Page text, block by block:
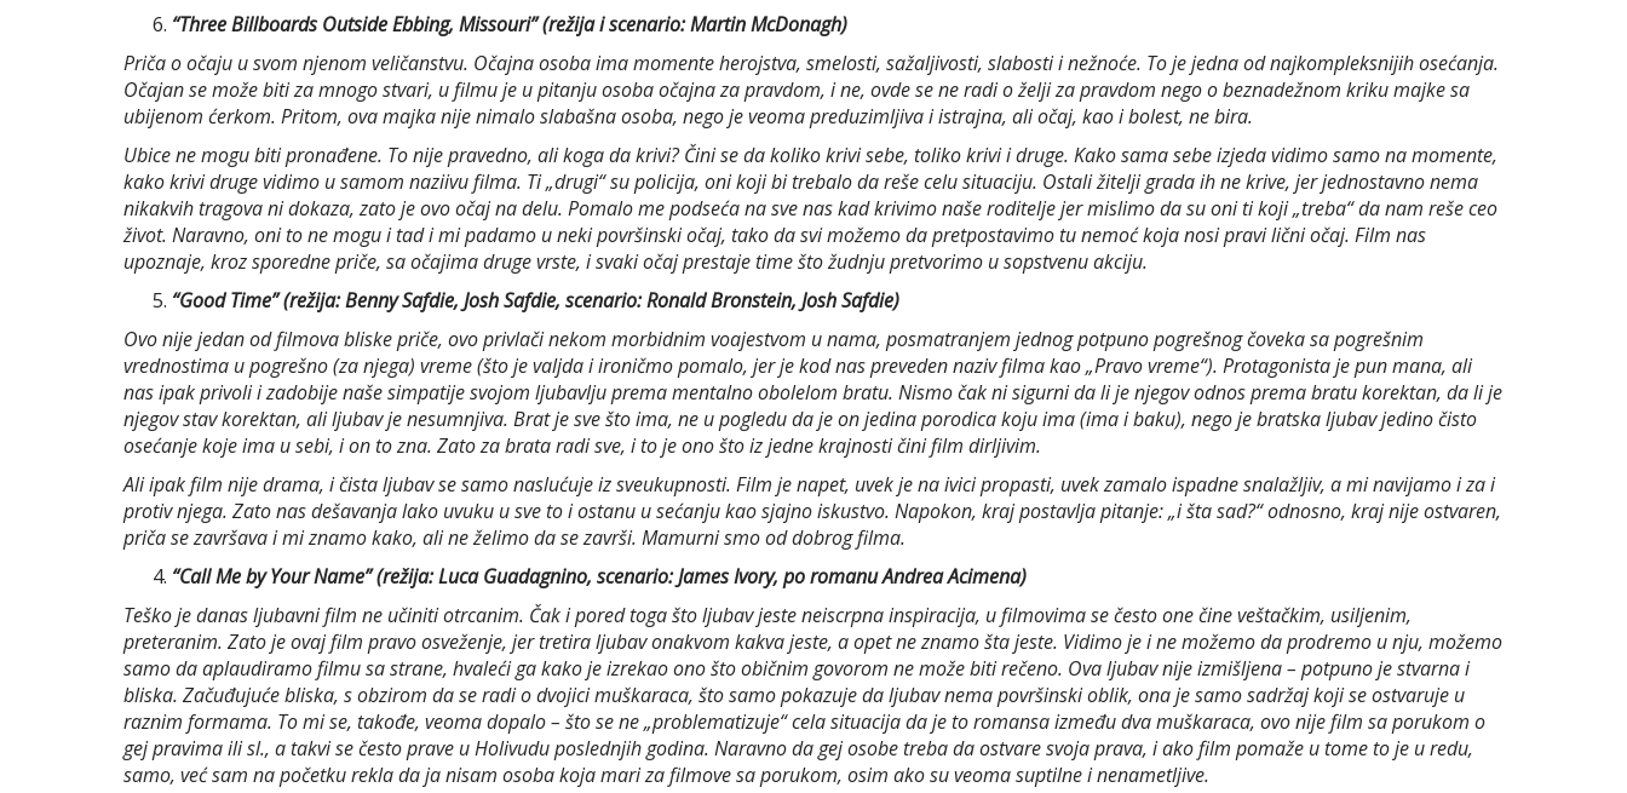
“Three Billboards Outside Ebbing, Missouri” (režija i scenario: Martin McDonagh)
Priča o očaju u svom njenom veličanstvu. Očajna osoba ima momente herojstva, smelosti, sažaljivosti, slabosti i nežnoće. To je jedna od najkompleksnijih osećanja.
Očajan se može biti za mnogo stvari, u filmu je u pitanju osoba očajna za pravdom, i ne, ovde se ne radi o želji za pravdom nego o beznadežnom kriku majke sa
ubijenom ćerkom. Pritom, ova majka nije nimalo slabašna osoba, nego je veoma preduzimljiva i istrajna, ali očaj, kao i bolest, ne bira.
Ubice ne mogu biti pronađene. To nije pravedno, ali koga da krivi? Čini se da koliko krivi sebe, toliko krivi i druge. Kako sama sebe izjeda vidimo samo na momente,
kako krivi druge vidimo u samom naziivu filma. Ti „drugi“ su policija, oni koji bi trebalo da reše celu situaciju. Ostali žitelji grada ih ne krive, jer jednostavno nema
nikakvih tragova ni dokaza, zato je ovo očaj na delu. Pomalo me podseća na sve nas kad krivimo naše roditelje jer mislimo da su oni ti koji „treba“ da nam reše ceo
život. Naravno, oni to ne mogu i tad i mi padamo u neki površinski očaj, tako da svi možemo da pretpostavimo tu nemoć koja nosi pravi lični očaj. Film nas
upoznaje, kroz sporedne priče, sa očajima druge vrste, i svaki očaj prestaje time što žudnju pretvorimo u sopstvenu akciju.
“Good Time” (režija: Benny Safdie, Josh Safdie, scenario: Ronald Bronstein, Josh Safdie)
Ovo nije jedan od filmova bliske priče, ovo privlači nekom morbidnim voajestvom u nama, posmatranjem jednog potpuno pogrešnog čoveka sa pogrešnim
vrednostima u pogrešno (za njega) vreme (što je valjda i ironičmo pomalo, jer je kod nas preveden naziv filma kao „Pravo vreme“). Protagonista je pun mana, ali
nas ipak privoli i zadobije naše simpatije svojom ljubavlju prema mentalno obolelom bratu. Nismo čak ni sigurni da li je njegov odnos prema bratu korektan, da li je
njegov stav korektan, ali ljubav je nesumnjiva. Brat je sve što ima, ne u pogledu da je on jedina porodica koju ima (ima i baku), nego je bratska ljubav jedino čisto
osećanje koje ima u sebi, i on to zna. Zato za brata radi sve, i to je ono što iz jedne krajnosti čini film dirljivim.
Ali ipak film nije drama, i čista ljubav se samo naslućuje iz sveukupnosti. Film je napet, uvek je na ivici propasti, uvek zamalo ispadne snalažljiv, a mi navijamo i za i
protiv njega. Zato nas dešavanja lako uvuku u sve to i ostanu u sećanju kao sjajno iskustvo. Napokon, kraj postavlja pitanje: „i šta sad?“ odnosno, kraj nije ostvaren,
priča se završava i mi znamo kako, ali ne želimo da se završi. Mamurni smo od dobrog filma.
“Call Me by Your Name” (režija: Luca Guadagnino, scenario: James Ivory, po romanu Andrea Acimena)
Teško je danas ljubavni film ne učiniti otrcanim. Čak i pored toga što ljubav jeste neiscrpna inspiracija, u filmovima se često one čine veštačkim, usiljenim,
preteranim. Zato je ovaj film pravo osveženje, jer tretira ljubav onakvom kakva jeste, a opet ne znamo šta jeste. Vidimo je i ne možemo da prodremo u nju, možemo
samo da aplaudiramo filmu sa strane, hvaleći ga kako je izrekao ono što običnim govorom ne može biti rečeno. Ova ljubav nije izmišljena – potpuno je stvarna i
bliska. Začuđujuće bliska, s obzirom da se radi o dvojici muškaraca, što samo pokazuje da ljubav nema površinski oblik, ona je samo sadržaj koji se ostvaruje u
raznim formama. To mi se, takođe, veoma dopalo – što se ne „problematizuje“ cela situacija da je to romansa između dva muškaraca, ovo nije film sa porukom o
gej pravima ili sl., a takvi se često prave u Holivudu poslednjih godina. Naravno da gej osobe treba da ostvare svoja prava, i ako film pomaže u tome to je u redu,
samo, već sam na početku rekla da ja nisam osoba koja mari za filmove sa porukom, osim ako su veoma suptilne i nenametljive.